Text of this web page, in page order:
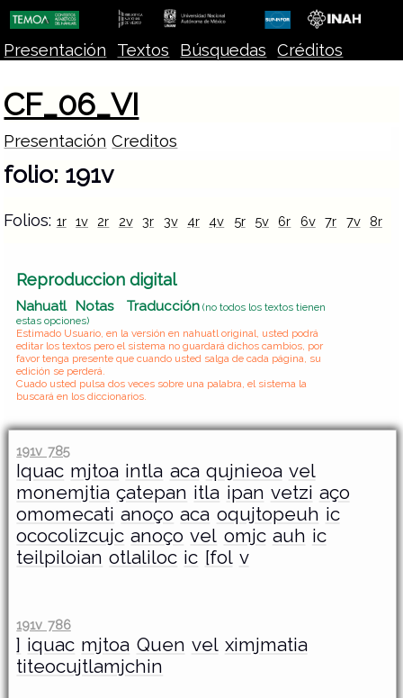
Presentación Textos Búsquedas Créditos
CF_06_VI
Presentación Creditos
folio: 191v
Folios: 1r 1v 2r 2v 3r 3v 4r 4v 5r 5v 6r 6v 7r 7v 8r
Reproduccion digital
Nahuatl Notas Traducción(no todos los textos tienen
estas opciones)
Estimado Usuario, en la versión en nahuatl original, usted podrá
editar los textos pero el sistema no guardará dichos cambios, por
favor tenga presente que cuando usted salga de cada página, su
edición se perderá.
Cuado usted pulsa dos veces sobre una palabra, el sistema la
buscará en los diccionarios.
191v 785
Iquac mjtoa intla aca qujnieoa vel
monemjtia çatepan itla ipan vetzi aço
omomecati anoço aca oqujtopeuh ic
ococolizcujc anoço vel omjc auh ic
teilpiloian otlaliloc ic [fol v
191v 786
] iquac mjtoa Quen vel ximjmatia
titeocujtlamjchin